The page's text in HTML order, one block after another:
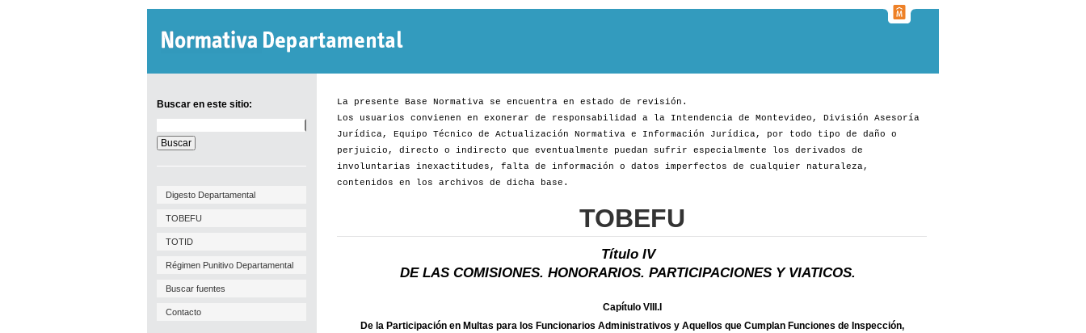
Buscar en este sitio:
en
este
sitio:
Digesto Departamental
TOBEFU
TOTID
Régimen Punitivo Departamental
Buscar fuentes
Contacto
La presente Base Normativa se encuentra en estado de revisión.
Los usuarios convienen en exonerar de responsabilidad a la Intendencia de Montevideo, División Asesoría
Jurídica, Equipo Técnico de Actualización Normativa e Información Jurídica, por todo tipo de daño o
perjuicio, directo o indirecto que eventualmente puedan sufrir especialmente los derivados de
involuntarias inexactitudes, falta de información o datos imperfectos de cualquier naturaleza,
contenidos en los archivos de dicha base.
TOBEFU
Título IV
DE LAS COMISIONES. HONORARIOS. PARTICIPACIONES Y VIATICOS.
Capítulo VIII.I
De la Participación en Multas para los Funcionarios Administrativos y Aquellos que Cumplan Funciones de Inspección,